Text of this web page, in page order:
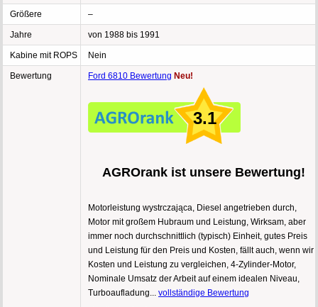
Größere –
Jahre von 1988 bis 1991
Kabine mit ROPS Nein
Bewertung Ford 6810 Bewertung Neu!
3.1
AGROrank ist unsere Bewertung!
Motorleistung wystrczająca, Diesel angetrieben durch,
Motor mit großem Hubraum und Leistung, Wirksam, aber
immer noch durchschnittlich (typisch) Einheit, gutes Preis
und Leistung für den Preis und Kosten, fällt auch, wenn wir
Kosten und Leistung zu vergleichen, 4-Zylinder-Motor,
Nominale Umsatz der Arbeit auf einem idealen Niveau,
Turboaufladung... vollständige Bewertung